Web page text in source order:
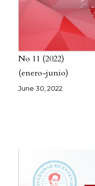
No 11 2022
(enero-junio)
June 30, 2022